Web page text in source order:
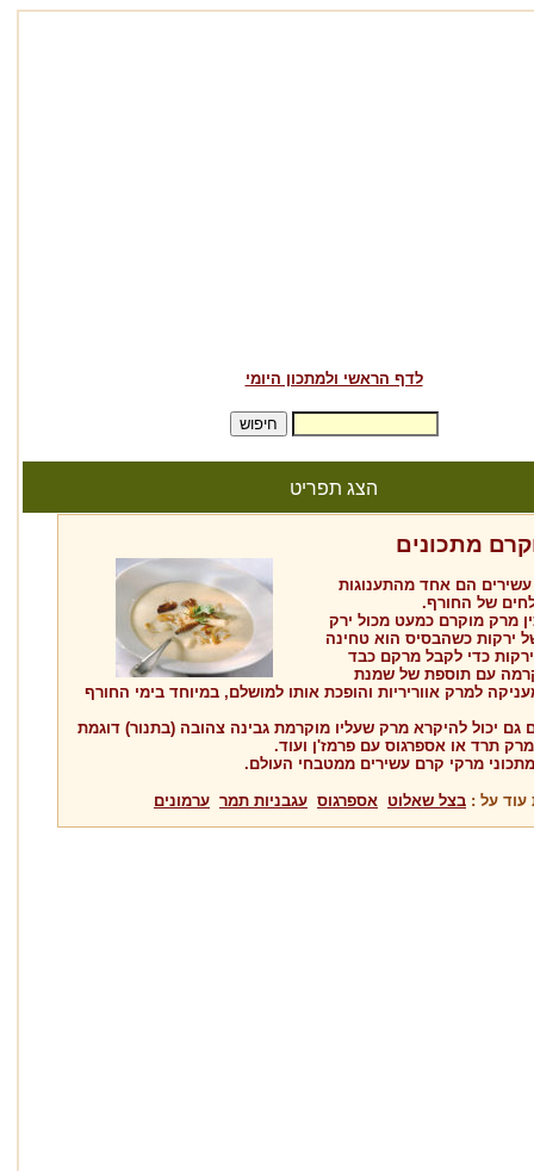
לדף הראשי ולמתכון היומי
הצג תפריט
מתכונים
הם אחד מהתענוגות
של החורף.
מרק מוקרם כמעט מכול ירק
ירקות כשהבסיס הוא טחינה
כדי לקבל מרקם כבד
עם תוספת של שמנת
למרק אווריריות והופכת אותו למושלם, במיוחד בימי החורף
גם יכול להיקרא מרק שעליו מוקרמת גבינה צהובה (בתנור) דוגמת
תרד או אספרגוס עם פרמז'ן ועוד.
מתכוני מרקי קרם עשירים ממטבחי העולם.
עוד על : בצל שאלוט אספרגוס עגבניות תמר ערמונים